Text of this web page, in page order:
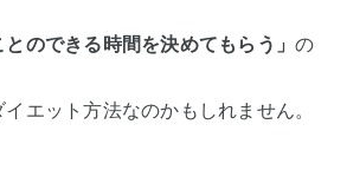
とのできる時間を決めてもらう」 の
エット方法なのかもしれません。